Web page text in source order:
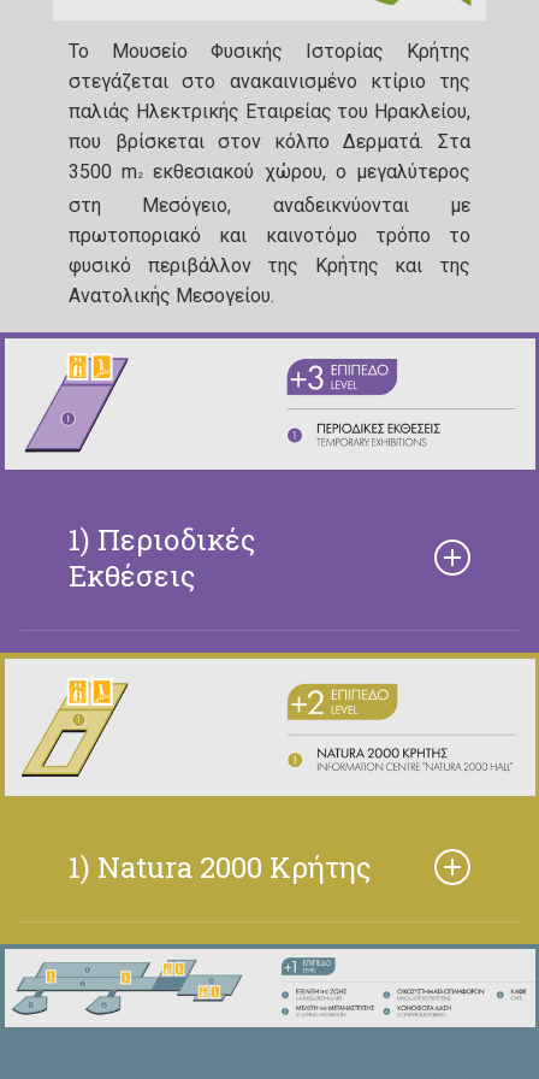
Το Μουσείο Φυσικής Ιστορίας Κρήτης
στεγάζεται στο ανακαινισμένο κτίριο της
παλιάς Ηλεκτρικής Εταιρείας του Ηρακλείου,
που βρίσκεται στον κόλπο Δερματά. Στα
3500 m 2
εκθεσιακού χώρου, ο μεγαλύτερος
στη Μεσόγειο, αναδεικνύονται με
πρωτοποριακό και καινοτόμο τρόπο το
φυσικό περιβάλλον της Κρήτης και της
Ανατολικής Μεσογείου.
1) Περιοδικές
Εκθέσεις
1) Natura 2000 Κρήτης
2000» είναι μία αίθουσα αφιερωμένη στις
περιοχές του Δικτύου NATURA 2000 της
Κρήτης. Γνωρίστε τις μοναδικές αυτές